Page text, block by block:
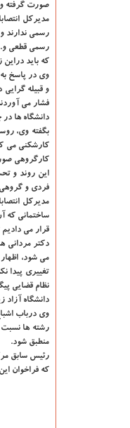
صورت گرفته و
مدیركل
رسمی ندارند
رسمی قطعی و...
كه باید
وی در پاسخ
و قبیله
فشار می
دانشگاه ها
بگفته وی،
این روند و
فردی و
مدیركل
ساختمانی كه
قرار می
دكتر مردانی
می شود،
تغییری پیدا
نظام قضایی
دانشگاه آزاد
وی درباب
رشته ها نسبت
منطبق شود.
كه فراخوان